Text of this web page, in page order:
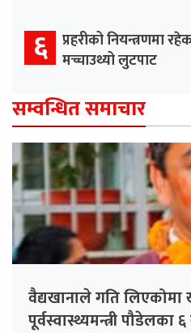
६ प्रहरीको नियन्त्रणमा
मच्चाउथ्यो लुटपाट
सम्वन्धित समाचार
वैद्यखानाले गति लिएकोमा
पूर्वस्वास्थ्यमन्त्री पौडेलका